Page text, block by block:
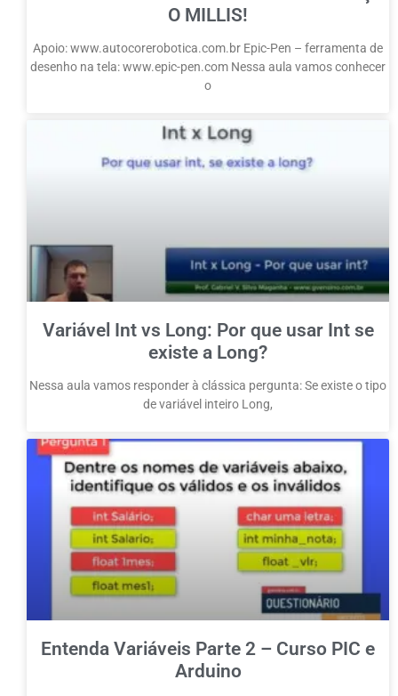
O MILLIS!
Apoio: www.autocorerobotica.com.br Epic-Pen – ferramenta de
desenho na tela: www.epic-pen.com Nessa aula vamos conhecer
o
Variável Int vs Long: Por que usar Int se
existe a Long?
Nessa aula vamos responder à clássica pergunta: Se existe o tipo
de variável inteiro Long,
Entenda Variáveis Parte 2 – Curso PIC e
Arduino